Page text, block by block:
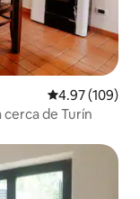
Calificación
4.97 (109)
de Turín